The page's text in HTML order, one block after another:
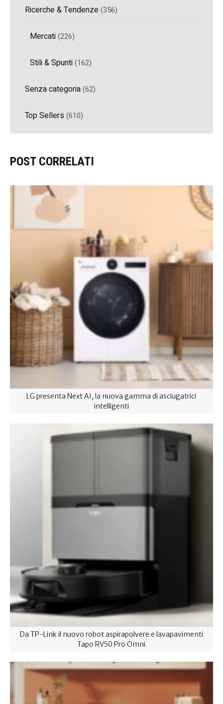
Ricerche & Tendenze(356)
Mercati(226)
Stili & Spunti(162)
Senza categoria(62)
Top Sellers (610)
POST CORRELATI
LG presenta Next AI, la nuova gamma di asciugatrici
intelligenti
Da TP-Link il nuovo robot aspirapolvere e lavapavimenti
Tapo RV50 Pro Omni